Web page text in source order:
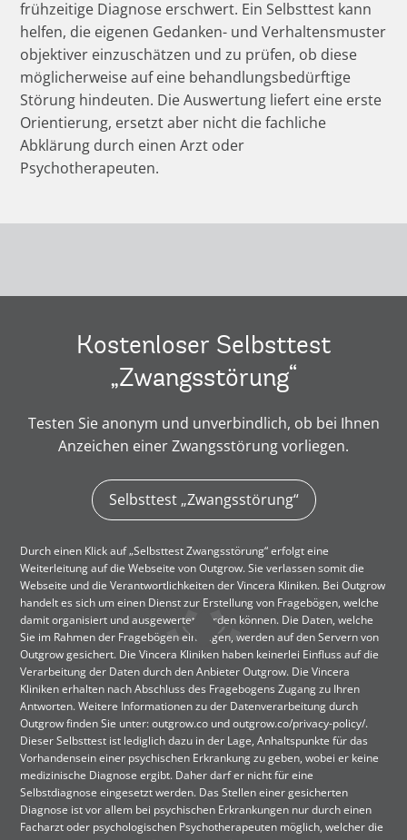
frühzeitige Diagnose erschwert. Ein Selbsttest kann
helfen, die eigenen Gedanken- und Verhaltensmuster
objektiver einzuschätzen und zu prüfen, ob diese
möglicherweise auf eine behandlungsbedürftige
Störung hindeuten. Die Auswertung liefert eine erste
Orientierung, ersetzt aber nicht die fachliche
Abklärung durch einen Arzt oder
Psychotherapeuten.
Kostenloser Selbsttest
„Zwangsstörung“
Testen Sie anonym und unverbindlich, ob bei Ihnen
Anzeichen einer Zwangsstörung vorliegen.
Selbsttest „Zwangsstörung“
Durch einen Klick auf „Selbsttest Zwangsstörung“ erfolgt eine
Weiterleitung auf die Webseite von Outgrow. Sie verlassen somit die
Webseite und die Verantwortlichkeiten der Vincera Kliniken. Bei Outgrow
handelt es sich um einen Dienst zur Erstellung von Fragebögen, welche
damit organisiert und ausgewertet werden können. Die Daten, welche
Sie im Rahmen der Fragebögen eintragen, werden auf den Servern von
Outgrow gesichert. Die Vincera Kliniken haben keinerlei Einfluss auf die
Verarbeitung der Daten durch den Anbieter Outgrow. Die Vincera
Kliniken erhalten nach Abschluss des Fragebogens Zugang zu Ihren
Antworten. Weitere Informationen zu der Datenverarbeitung durch
Outgrow finden Sie unter: outgrow.co und outgrow.co/privacy-policy/.
Dieser Selbsttest ist lediglich dazu in der Lage, Anhaltspunkte für das
Vorhandensein einer psychischen Erkrankung zu geben, wobei er keine
medizinische Diagnose ergibt. Daher darf er nicht für eine
Selbstdiagnose eingesetzt werden. Das Stellen einer gesicherten
Diagnose ist vor allem bei psychischen Erkrankungen nur durch einen
Facharzt oder psychologischen Psychotherapeuten möglich, welcher die